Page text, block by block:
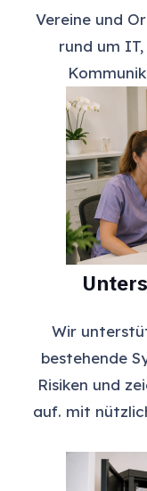
Vereine und
rund um
Wir
bestehende
Risiken und
auf. mit